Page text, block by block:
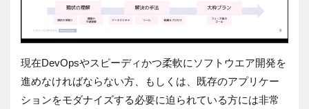
現在DevOpsやスピーディかつ柔軟にソフトウエア開発を
進めなければならない方、もしくは、既存のアプリケー
ションをモダナイズする必要に迫られている方には非常